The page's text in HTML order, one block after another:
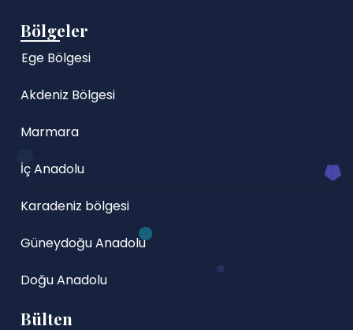
Bölgeler
Ege Bölgesi
Akdeniz Bölgesi
Marmara
İç Anadolu
Karadeniz bölgesi
Güneydoğu Anadolu
Doğu Anadolu
Bülten